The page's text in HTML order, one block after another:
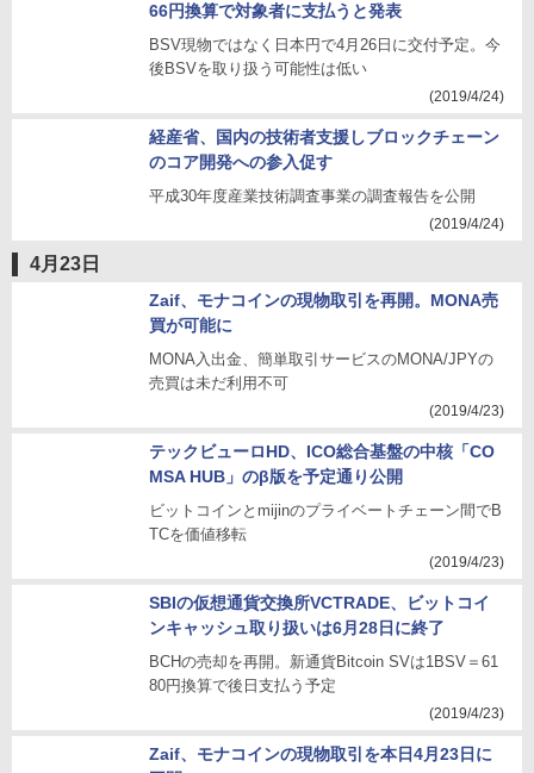
66円換算で対象者に支払うと発表
BSV現物ではなく日本円で4月26日に交付予定。今
後BSVを取り扱う可能性は低い
(2019/4/24)
経産省、国内の技術者支援しブロックチェーン
のコア開発への参入促す
平成30年度産業技術調査事業の調査報告を公開
(2019/4/24)
4月23日
Zaif、モナコインの現物取引を再開。MONA売
買が可能に
MONA入出金、簡単取引サービスのMONA/JPYの
売買は未だ利用不可
(2019/4/23)
テックビューロHD、ICO総合基盤の中核「CO
MSA HUB」のβ版を予定通り公開
ビットコインとmijinのプライベートチェーン間でB
TCを価値移転
(2019/4/23)
SBIの仮想通貨交換所VCTRADE、ビットコイ
ンキャッシュ取り扱いは6月28日に終了
BCHの売却を再開。新通貨Bitcoin SVは1BSV＝61
80円換算で後日支払う予定
(2019/4/23)
Zaif、モナコインの現物取引を本日4月23日に